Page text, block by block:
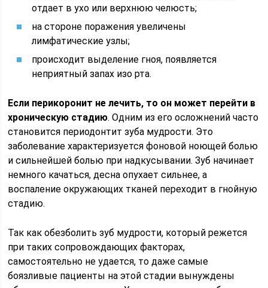
отдает в ухо или верхнюю челюсть;
на стороне поражения увеличены
лимфатические узлы;
происходит выделение гноя, появляется
неприятный запах изо рта.
Если перикоронит не лечить, то он может перейти в
хроническую стадию. Одним из его осложнений часто
становится периодонтит зуба мудрости. Это
заболевание характеризуется фоновой ноющей болью
и сильнейшей болью при надкусывании. Зуб начинает
немного качаться, десна опухает сильнее, а
воспаление окружающих тканей переходит в гнойную
стадию.
Так как обезболить зуб мудрости, который режется
при таких сопровождающих факторах,
самостоятельно не удается, то даже самые
боязливые пациенты на этой стадии вынуждены